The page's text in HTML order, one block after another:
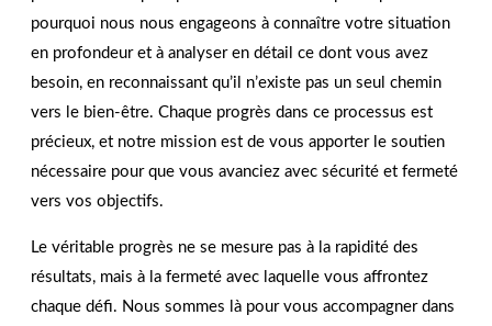
pourquoi nous nous engageons à connaître votre situation
en profondeur et à analyser en détail ce dont vous avez
besoin, en reconnaissant qu’il n’existe pas un seul chemin
vers le bien-être. Chaque progrès dans ce processus est
précieux, et notre mission est de vous apporter le soutien
nécessaire pour que vous avanciez avec sécurité et fermeté
vers vos objectifs.
Le véritable progrès ne se mesure pas à la rapidité des
résultats, mais à la fermeté avec laquelle vous affrontez
chaque défi. Nous sommes là pour vous accompagner dans